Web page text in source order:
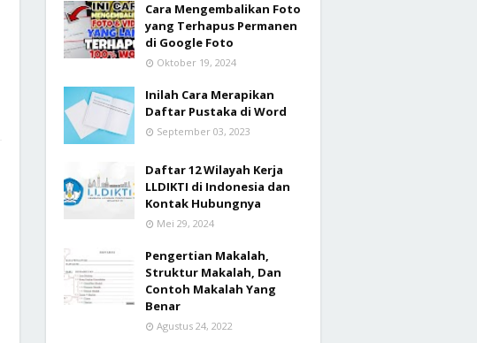
Cara Mengembalikan Foto
yang Terhapus Permanen
di Google Foto
Oktober 19, 2024
Inilah Cara Merapikan
Daftar Pustaka di Word
September 03, 2023
Daftar 12 Wilayah Kerja
LLDIKTI di Indonesia dan
Kontak Hubungnya
Mei 29, 2024
Pengertian Makalah,
Struktur Makalah, Dan
Contoh Makalah Yang
Benar
Agustus 24, 2022